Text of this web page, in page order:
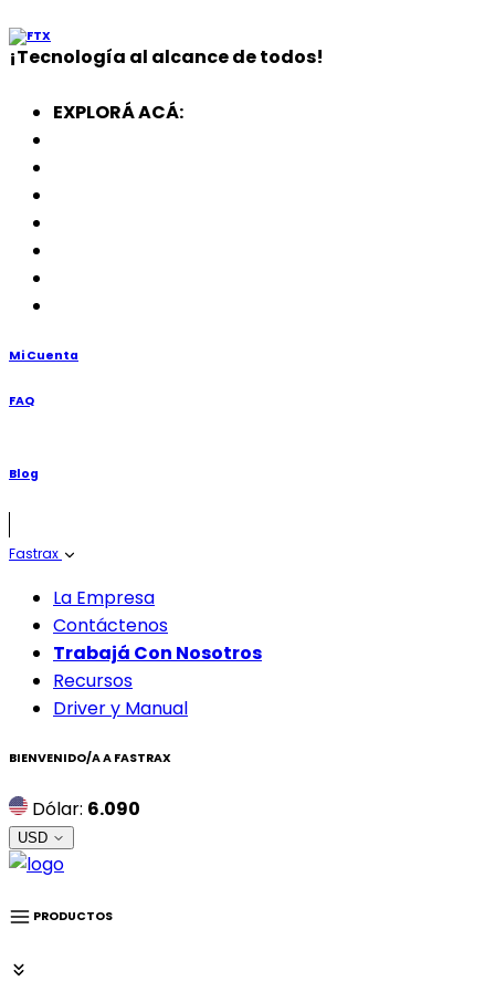
¡Tecnología al alcance de todos!
EXPLORÁ ACÁ:
Mi Cuenta
FAQ
Blog
Fastrax
La Empresa
Contáctenos
Trabajá Con Nosotros
Recursos
Driver y Manual
BIENVENIDO/A A FASTRAX
Dólar: 6.090
USD
PRODUCTOS